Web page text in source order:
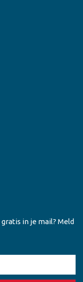
in je mail? Meld